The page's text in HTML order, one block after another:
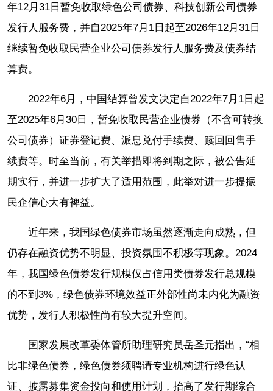
年12月31日暂免收取绿色公司债券、科技创新公司债券
发行人服务费，并自2025年7月1日起至2026年12月31日
继续暂免收取民营企业公司债券发行人服务费及债券结
算费。
2022年6月，中国结算曾发文决定自2022年7月1日起
至2025年6月30日，暂免收取民营企业债券（不含可转换
公司债券）证券登记费、派息兑付手续费、赎回回售手
续费等。时至当前，有关举措即将到期之际，被公告延
期实行，并进一步扩大了适用范围，此举对进一步提振
民企信心大有裨益。
近年来，我国绿色债券市场虽然逐渐走向成熟，但
仍存在融资优势不明显、投资氛围不积极等现象。2024
年，我国绿色债券发行规模仅占信用类债券发行总规模
的不到3%，绿色债券环境效益正外部性尚未内化为融资
优势，发行人积极性尚有较大提升空间。
国家发展改革委体管所助理研究员岳圣元指出，“相
比非绿色债券，绿色债券须聘请专业机构进行绿色认
证、披露募集资金投向和使用计划，抬高了发行期综合